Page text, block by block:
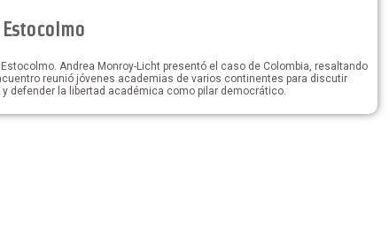
Andrea Monroy-Licht presentó el caso de Colombia, resaltando
reunió jóvenes academias de varios continentes para discutir
defender la libertad académica como pilar democrático.